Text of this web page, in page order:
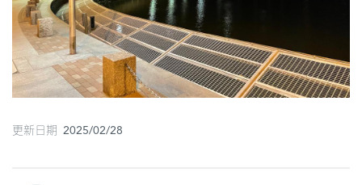
圖
媽
閣
廟
更新日期 2025/02/28